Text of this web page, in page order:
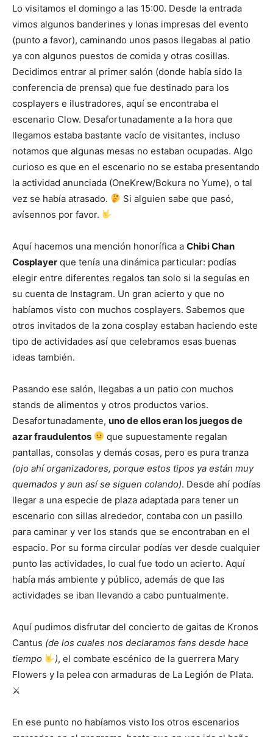
Lo visitamos el domingo a las 15:00. Desde la entrada
vimos algunos banderines y lonas impresas del evento
(punto a favor), caminando unos pasos llegabas al patio
ya con algunos puestos de comida y otras cosillas.
Decidimos entrar al primer salón (donde había sido la
conferencia de prensa) que fue destinado para los
cosplayers e ilustradores, aquí se encontraba el
escenario Clow. Desafortunadamente a la hora que
llegamos estaba bastante vacío de visitantes, incluso
notamos que algunas mesas no estaban ocupadas. Algo
curioso es que en el escenario no se estaba presentando
la actividad anunciada (OneKrew/Bokura no Yume), o tal
vez se había atrasado.
Si alguien sabe que pasó,
avísennos por favor.
Aquí hacemos una mención honorífica a Chibi Chan
Cosplayer que tenía una dinámica particular: podías
elegir entre diferentes regalos tan solo si la seguías en
su cuenta de Instagram. Un gran acierto y que no
habíamos visto con muchos cosplayers. Sabemos que
otros invitados de la zona cosplay estaban haciendo este
tipo de actividades así que celebramos esas buenas
ideas también.
Pasando ese salón, llegabas a un patio con muchos
stands de alimentos y otros productos varios.
Desafortunadamente, uno de ellos eran los juegos de
azar fraudulentos
que supuestamente regalan
pantallas, consolas y demás cosas, pero es pura tranza
(ojo ahí organizadores, porque estos tipos ya están muy
quemados y aun así se siguen colando). Desde ahí podías
llegar a una especie de plaza adaptada para tener un
escenario con sillas alrededor, contaba con un pasillo
para caminar y ver los stands que se encontraban en el
espacio. Por su forma circular podías ver desde cualquier
punto las actividades, lo cual fue todo un acierto. Aquí
había más ambiente y público, además de que las
actividades se iban llevando a cabo puntualmente.
Aquí pudimos disfrutar del concierto de gaitas de Kronos
Cantus (de los cuales nos declaramos fans desde hace
tiempo
), el combate escénico de la guerrera Mary
Flowers y la pelea con armaduras de La Legión de Plata.
⚔
En ese punto no habíamos visto los otros escenarios